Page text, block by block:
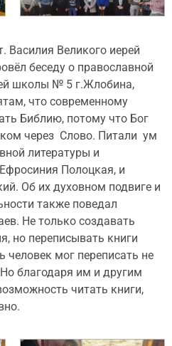
Василия Великого иерей
беседу о православной
школы № 5 г.Жлобина,
что современному
Библию, потому что Бог
через Слово. Питали ум
литературы и
Полоцкая, и
Об их духовном подвиге и
также поведал
Не только создавать
но переписывать книги
мог переписать не
благодаря им и другим
читать книги,